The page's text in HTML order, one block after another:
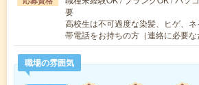
要
高校生は不可過度な染髪、ヒゲ、
帯電話をお持ちの方（連絡に必要
職場の雰囲気